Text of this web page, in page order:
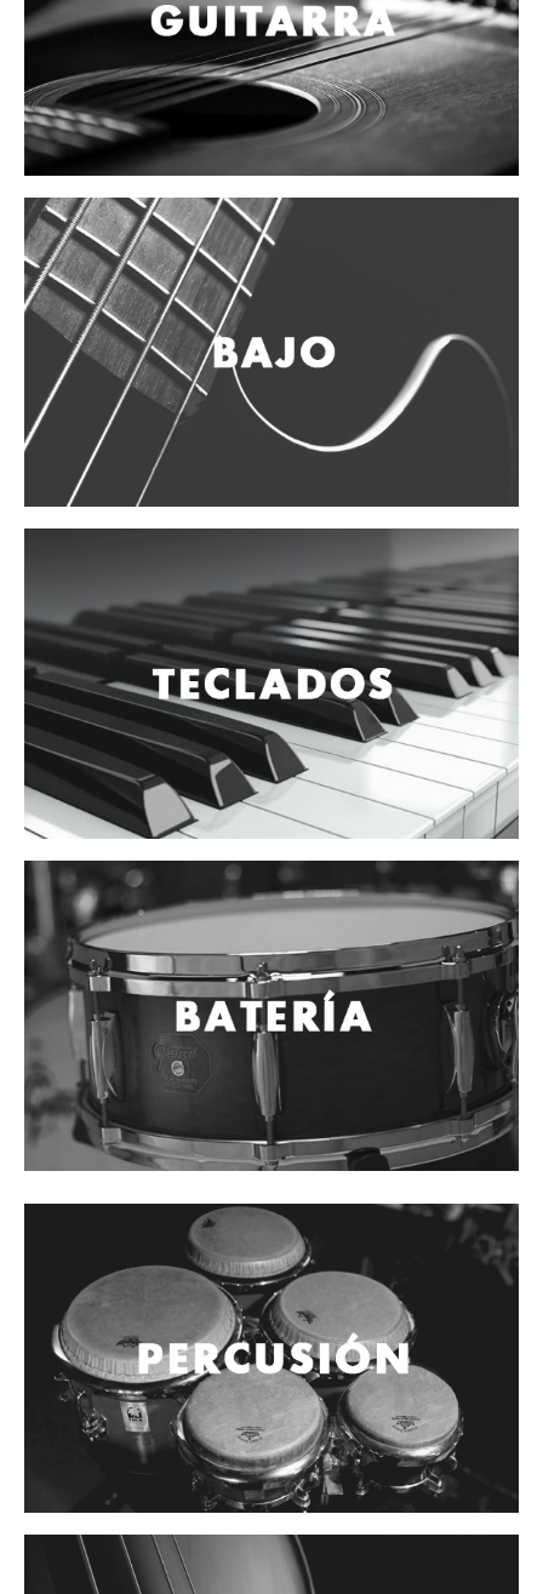
Herrajes y soportes
Cueros
Accesorios
Redoblantes
Tambores
Bombos
Multi-tenores
Platillos
Baquetas, mazos y bolillos
Pergaminos
Liras
Guiros
Micrófonos
Mano alámbrico
Instrumento alámbrico
Inalámbrico de mano
Inalámbrico diadema y solapa
Inalámbrico para instrumento
Estudio
Corro y escenario
Instalaciones
Cámara, computadora y celular
Pedestales y soportes
Accesorios
Cables
Audio Profesional
Amplificadores
Consolas mezcladoras
Procesadores y efectos
Monitores de estudio
Interfaz para grabación
Audífonos y monitoreo personal
Estantes y soportes
Instalaciones y publicidad
Accesorios